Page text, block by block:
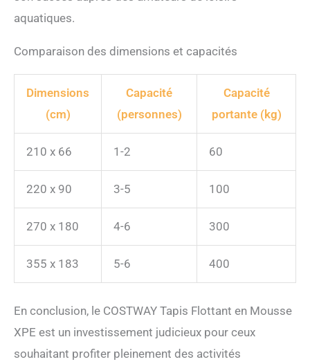
aquatiques.
Comparaison des dimensions et capacités
Dimensions
(cm)
Capacité
(personnes)
Capacité
portante (kg)
210 x 66 1-2 60
220 x 90 3-5 100
270 x 180 4-6 300
355 x 183 5-6 400
En conclusion, le COSTWAY Tapis Flottant en Mousse
XPE est un investissement judicieux pour ceux
souhaitant profiter pleinement des activités